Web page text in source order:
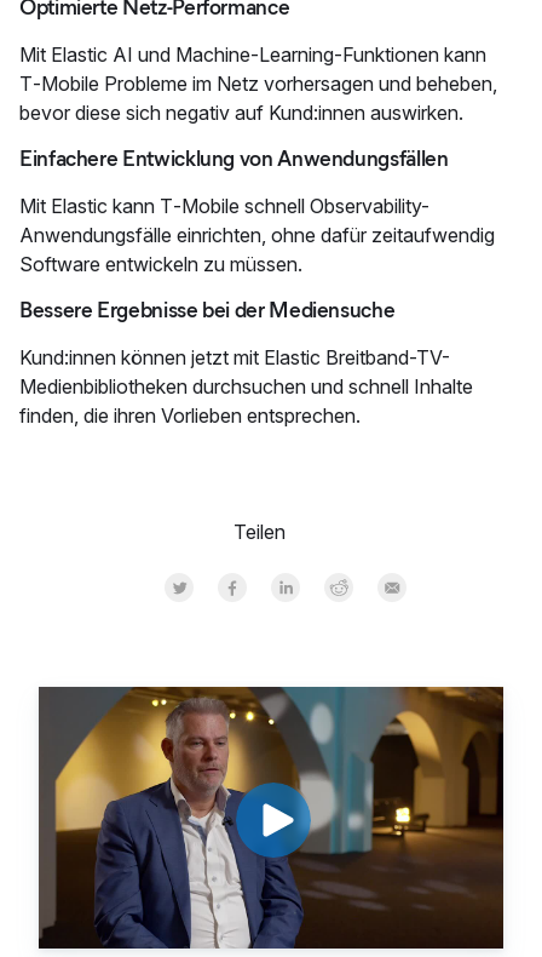
Optimierte Netz-Performance
Mit Elastic AI und Machine-Learning-Funktionen kann
T‑Mobile Probleme im Netz vorhersagen und beheben,
bevor diese sich negativ auf Kund:innen auswirken.
Einfachere Entwicklung von Anwendungsfällen
Mit Elastic kann T‑Mobile schnell Observability-
Anwendungsfälle einrichten, ohne dafür zeitaufwendig
Software entwickeln zu müssen.
Bessere Ergebnisse bei der Mediensuche
Kund:innen können jetzt mit Elastic Breitband-TV-
Medienbibliotheken durchsuchen und schnell Inhalte
finden, die ihren Vorlieben entsprechen.
Teilen
Share on Twitter
Share on Facebook
Share on LinkedInr
Share on Reddit
Share by Email